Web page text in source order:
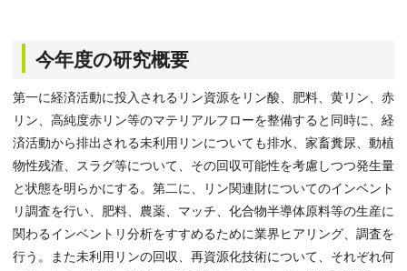
今年度の研究概要
第一に経済活動に投入されるリン資源をリン酸、肥料、黄リン、赤
リン、高純度赤リン等のマテリアルフローを整備すると同時に、経
済活動から排出される未利用リンについても排水、家畜糞尿、動植
物性残渣、スラグ等について、その回収可能性を考慮しつつ発生量
と状態を明らかにする。第二に、リン関連財についてのインベント
リ調査を行い、肥料、農薬、マッチ、化合物半導体原料等の生産に
関わるインベントリ分析をすすめるために業界ヒアリング、調査を
行う。また未利用リンの回収、再資源化技術について、それぞれ何